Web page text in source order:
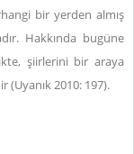
bir yerden almış
Hakkında bugüne
şiirlerini bir araya
(Uyanık 2010: 197).